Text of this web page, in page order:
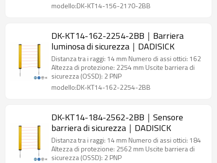
modello:DK-KT14-156-2170-2BB
DK-KT14-162-2254-2BB｜Barriera
luminosa di sicurezza｜DADISICK
Distanza tra i raggi: 14 mm Numero di assi ottici: 162
Altezza di protezione: 2254 mm Uscite barriera di
sicurezza (OSSD): 2 PNP
modello:DK-KT14-162-2254-2BB
DK-KT14-184-2562-2BB｜Sensore
barriera di sicurezza｜DADISICK
Distanza tra i raggi: 14 mm Numero di assi ottici: 184
Altezza di protezione: 2562 mm Uscite barriera di
sicurezza (OSSD): 2 PNP